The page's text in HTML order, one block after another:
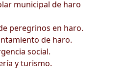
municipal de haro
peregrinos en haro.
de haro.
social.
y turismo.